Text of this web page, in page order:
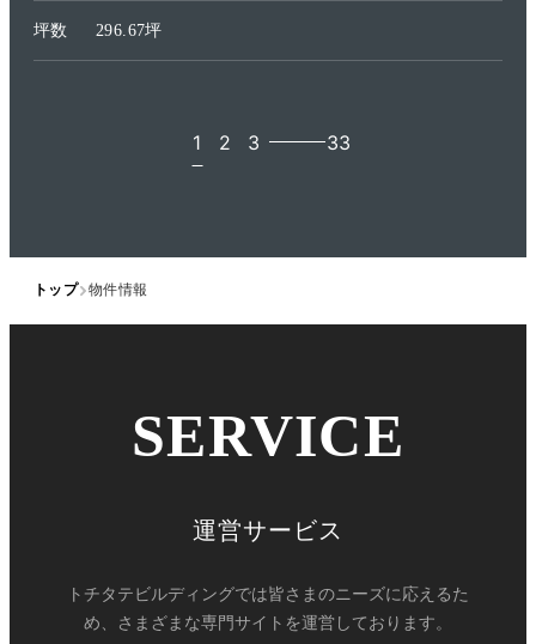
坪数 296.67坪
1 2 3 33
トップ 物件情報
SERVICE
運営サービス
トチタテビルディングでは皆さまのニーズに応えるた
め、さまざまな専門サイトを運営しております。